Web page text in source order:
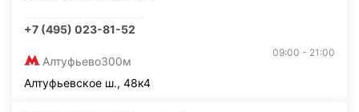
+7 (495) 023-81-52
Алтуфьево300м
09:00 - 21:00
Алтуфьевское ш., 48к4